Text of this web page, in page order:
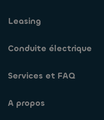
Leasing
Conduite électrique
Services et FAQ
A propos